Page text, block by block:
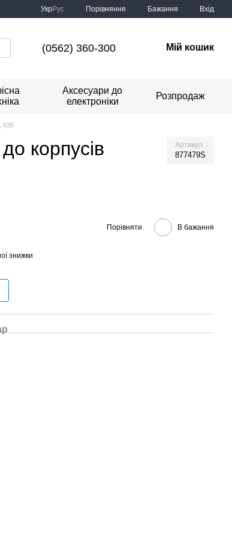
УкрРус Порівняння Бажання Вхід
(0562) 360-300 Мій кошик
Аксесуари до
електроніки
Розпродаж
835
корпусів
Артикул
877479S
Порівняти В бажання
знижки